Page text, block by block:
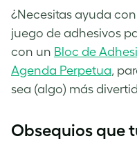
¿Necesitas ayuda
juego de adhesivos
con un Bloc de
Agenda Perpetua,
sea (algo) más
Obsequios que